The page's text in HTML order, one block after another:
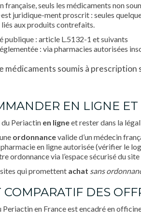
française, seuls les médicaments non
est juridique­-ment proscrit : seules
aux produits contrefaits.
publique : article L.5132-1 et suivants
: via pharmacies autorisées
médicaments soumis à
EN LIGNE
Periactin en ligneet rester dans la
ordonnancevalide d’un médecin
en ligne autorisée (vérifier le
ordonnance via l’espace sécurisé du
qui promettent achat sans
COMPARATIF DES
en France est encadré en